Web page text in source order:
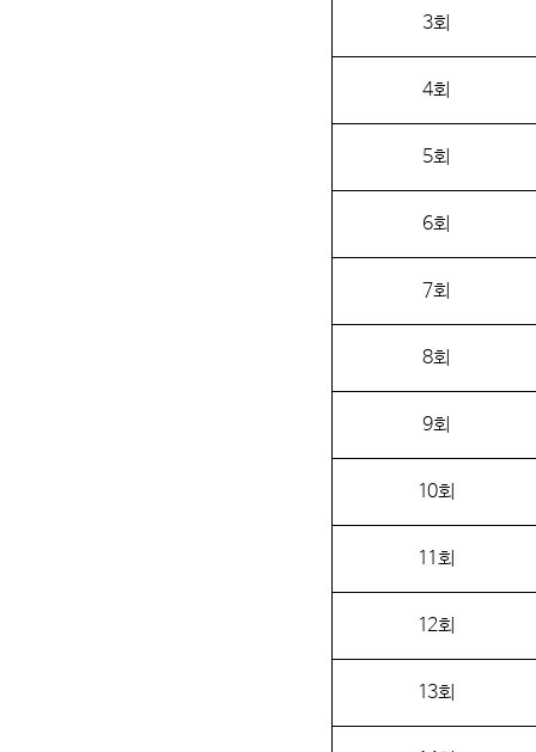
3회
4회
5회
6회
7회
8회
9회
10회
11회
12회
13회